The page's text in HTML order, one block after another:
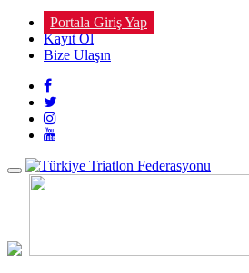
Portala Giriş Yap
Kayıt Ol
Bize Ulaşın
Toggle
navigation